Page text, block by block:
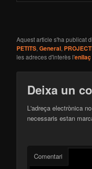
Aquest article s'ha publicat
PETITS,General,
les adreces d'interès l'
Deixa un
L'adreça electrònica
necessaris estan
Comentari